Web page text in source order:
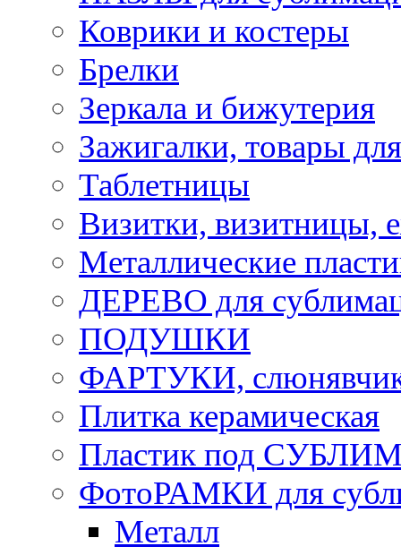
Коврики и костеры
Брелки
Зеркала и бижутерия
Зажигалки, товары
Таблетницы
Визитки, визитницы,
Металлические
ДЕРЕВО для
ПОДУШКИ
ФАРТУКИ,
Плитка керамическая
Пластик под
ФотоРАМКИ для
Металл